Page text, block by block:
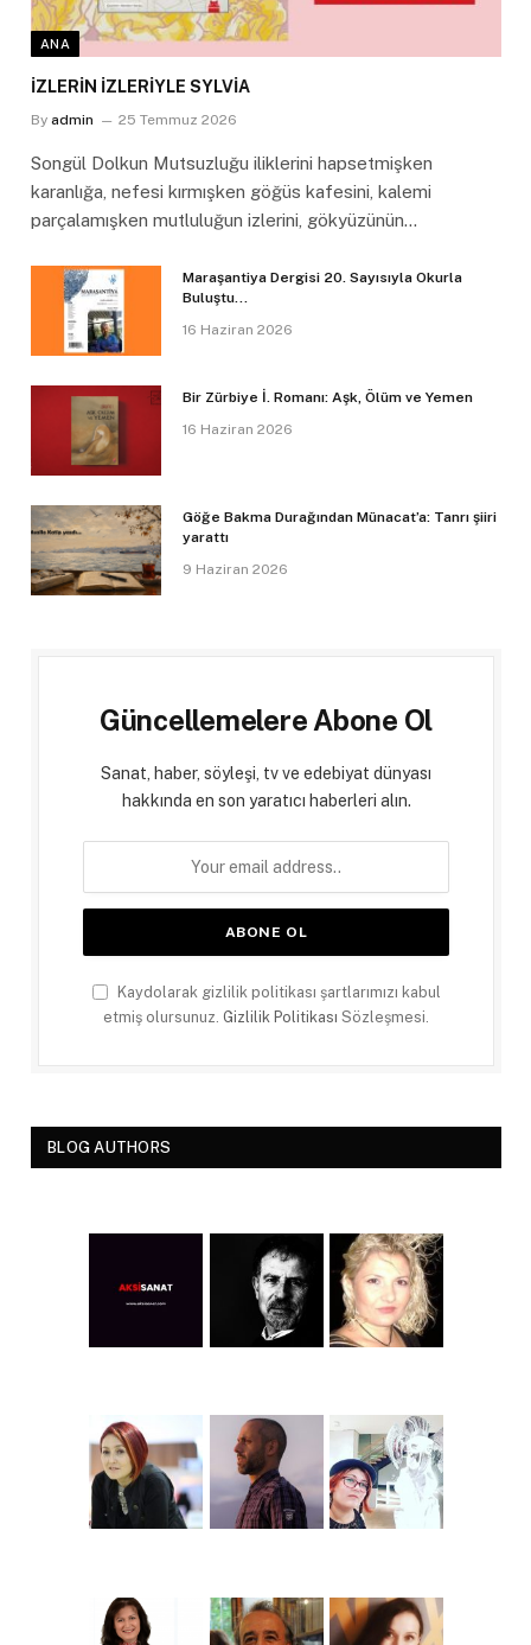
ANA
İZLERİN İZLERİYLE SYLVİA
By admin 25 Temmuz 2026
Songül Dolkun Mutsuzluğu iliklerini hapsetmişken
karanlığa, nefesi kırmışken göğüs kafesini, kalemi
parçalamışken mutluluğun izlerini, gökyüzünün…
Maraşantiya Dergisi 20. Sayısıyla Okurla
Buluştu…
16 Haziran 2026
Bir Zürbiye İ. Romanı: Aşk, Ölüm ve Yemen
16 Haziran 2026
Göğe Bakma Durağından Münacat’a: Tanrı şiiri
yarattı
9 Haziran 2026
Güncellemelere Abone Ol
Sanat, haber, söyleşi, tv ve edebiyat dünyası
hakkında en son yaratıcı haberleri alın.
Kaydolarak gizlilik politikası şartlarımızı kabul
etmiş olursunuz. Gizlilik Politikası Sözleşmesi.
BLOG AUTHORS